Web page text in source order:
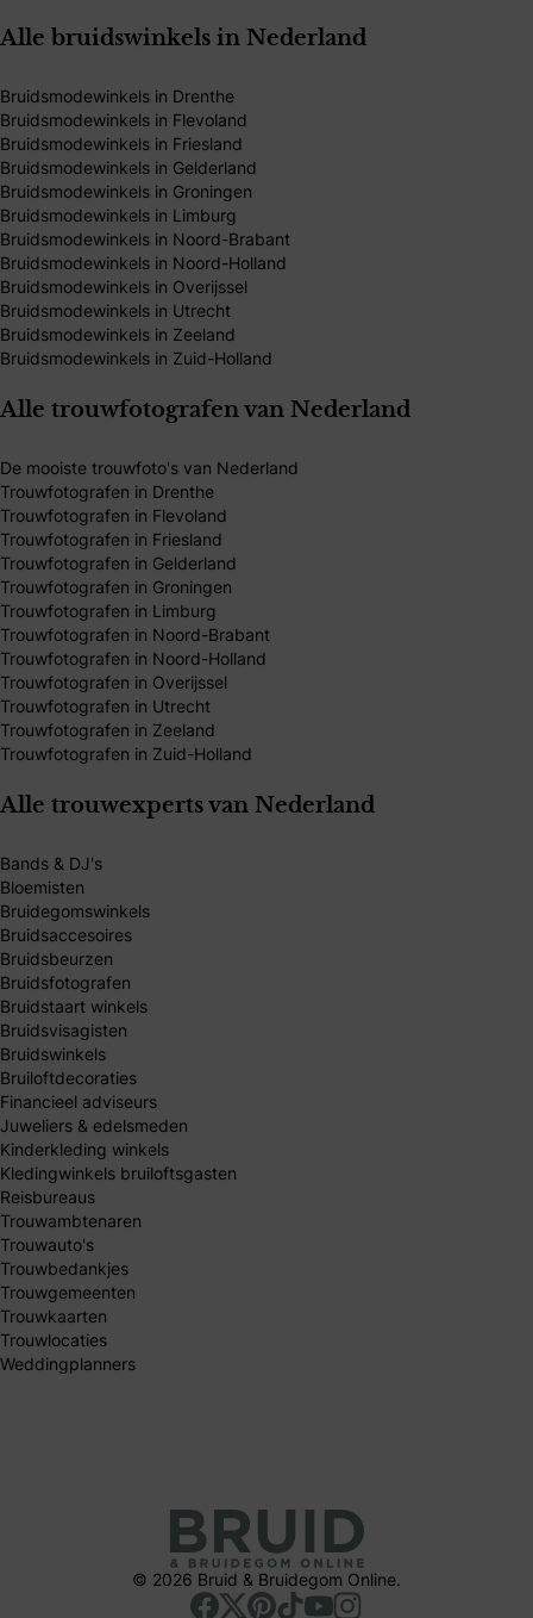
Alle bruidswinkels in Nederland
Bruidsmodewinkels in Drenthe
Bruidsmodewinkels in Flevoland
Bruidsmodewinkels in Friesland
Bruidsmodewinkels in Gelderland
Bruidsmodewinkels in Groningen
Bruidsmodewinkels in Limburg
Bruidsmodewinkels in Noord-Brabant
Bruidsmodewinkels in Noord-Holland
Bruidsmodewinkels in Overijssel
Bruidsmodewinkels in Utrecht
Bruidsmodewinkels in Zeeland
Bruidsmodewinkels in Zuid-Holland
Alle trouwfotografen van Nederland
De mooiste trouwfoto's van Nederland
Trouwfotografen in Drenthe
Trouwfotografen in Flevoland
Trouwfotografen in Friesland
Trouwfotografen in Gelderland
Trouwfotografen in Groningen
Trouwfotografen in Limburg
Trouwfotografen in Noord-Brabant
Trouwfotografen in Noord-Holland
Trouwfotografen in Overijssel
Trouwfotografen in Utrecht
Trouwfotografen in Zeeland
Trouwfotografen in Zuid-Holland
Alle trouwexperts van Nederland
Bands & DJ's
Bloemisten
Bruidegomswinkels
Bruidsaccesoires
Bruidsbeurzen
Bruidsfotografen
Bruidstaart winkels
Bruidsvisagisten
Bruidswinkels
Bruiloftdecoraties
Financieel adviseurs
Juweliers & edelsmeden
Kinderkleding winkels
Kledingwinkels bruiloftsgasten
Reisbureaus
Trouwambtenaren
Trouwauto's
Trouwbedankjes
Trouwgemeenten
Trouwkaarten
Trouwlocaties
Weddingplanners
© 2026 Bruid & Bruidegom Online.